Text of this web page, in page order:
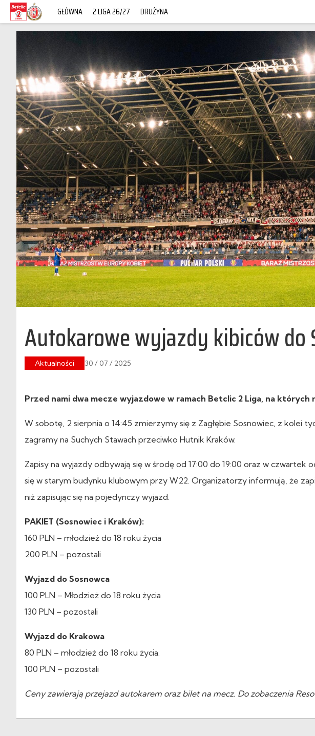
GŁÓWNA 2 LIGA 26/27 DRUŻYNA
Autokarowe wyjazdy kibiców do
Aktualności 30 / 07 / 2025
Przed nami dwa mecze wyjazdowe w ramach Betclic 2 Liga, na
W sobotę, 2 sierpnia o 14:45 zmierzymy się z Zagłębie Sosnowiec, z kolei
zagramy na Suchych Stawach przeciwko Hutnik Kraków.
Zapisy na wyjazdy odbywają się w środę od 17:00 do 19:00 oraz w czwartek
się w starym budynku klubowym przy W22. Organizatorzy informują, że
niż zapisując się na pojedynczy wyjazd.
PAKIET (Sosnowiec i Kraków):
160 PLN – młodzież do 18 roku życia
200 PLN – pozostali
Wyjazd do Sosnowca
100 PLN – Młodzież do 18 roku życia
130 PLN – pozostali
Wyjazd do Krakowa
80 PLN – młodzież do 18 roku życia.
100 PLN – pozostali
Ceny zawierają przejazd autokarem oraz bilet na mecz. Do zobaczenia